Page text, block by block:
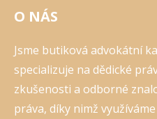
O NÁS
Jsme butiková advokátní
specializuje na dědické
zkušenosti a odborné
práva, díky nimž